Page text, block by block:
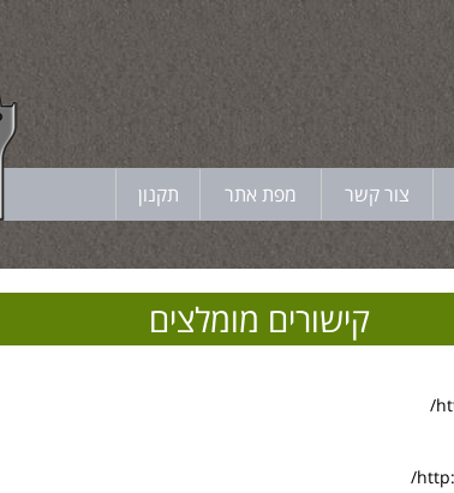
צור קשר מפת אתר תקנון
קישורים מומלצים